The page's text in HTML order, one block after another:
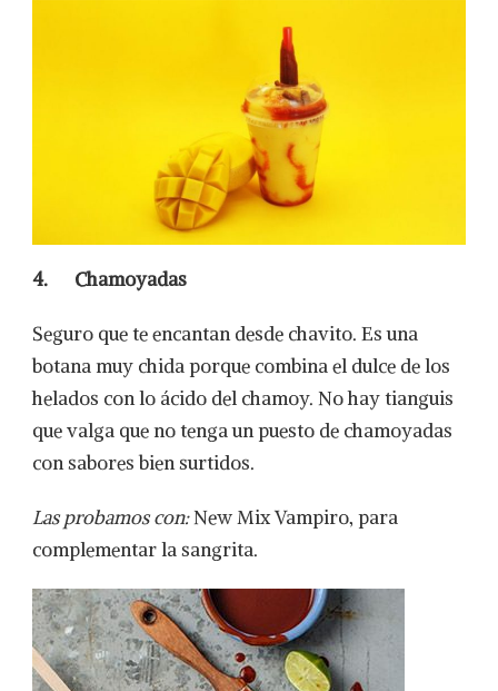
4. Chamoyadas
Seguro que te encantan desde chavito. Es una
botana muy chida porque combina el dulce de los
helados con lo ácido del chamoy. No hay tianguis
que valga que no tenga un puesto de chamoyadas
con sabores bien surtidos.
Las probamos con:New Mix Vampiro, para
complementar la sangrita.